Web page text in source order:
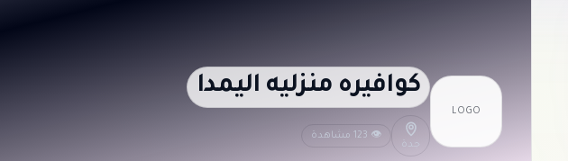
LOGO
كوافيره منزليه اليمدا
جدة
👁 123 مشاهدة